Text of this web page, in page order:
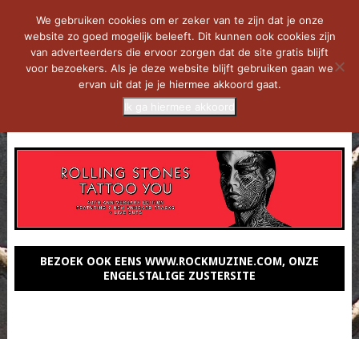
BEZOEK OOK EENS WWW.ROCKMUZINE.COM, ONZE
ENGELSTALIGE ZUSTERSITE
We gebruiken cookies om er zeker van te zijn dat je onze
website zo goed mogelijk beleeft. Dit kunnen ook cookies zijn
van adverteerders die ervoor zorgen dat de site gratis blijft
voor bezoekers. Als je deze website blijft gebruiken gaan we
ervan uit dat je je hiermee akkoord gaat.
Ik ga hiermee akkoord